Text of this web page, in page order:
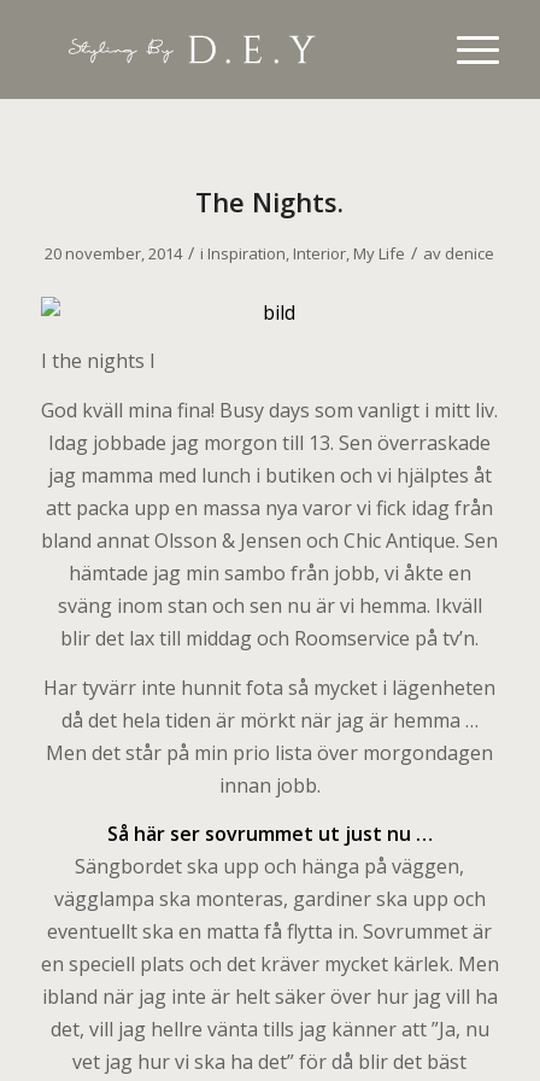
The Nights.
20 november, 2014 / i Inspiration, Interior, My Life / av denice
I the nights I
God kväll mina fina! Busy days som vanligt i mitt liv.
Idag jobbade jag morgon till 13. Sen överraskade
jag mamma med lunch i butiken och vi hjälptes åt
att packa upp en massa nya varor vi fick idag från
bland annat Olsson & Jensen och Chic Antique. Sen
hämtade jag min sambo från jobb, vi åkte en
sväng inom stan och sen nu är vi hemma. Ikväll
blir det lax till middag och Roomservice på tv’n.
Har tyvärr inte hunnit fota så mycket i lägenheten
då det hela tiden är mörkt när jag är hemma …
Men det står på min prio lista över morgondagen
innan jobb.
Så här ser sovrummet ut just nu …
Sängbordet ska upp och hänga på väggen,
vägglampa ska monteras, gardiner ska upp och
eventuellt ska en matta få flytta in. Sovrummet är
en speciell plats och det kräver mycket kärlek. Men
ibland när jag inte är helt säker över hur jag vill ha
det, vill jag hellre vänta tills jag känner att ”Ja, nu
vet jag hur vi ska ha det” för då blir det bäst